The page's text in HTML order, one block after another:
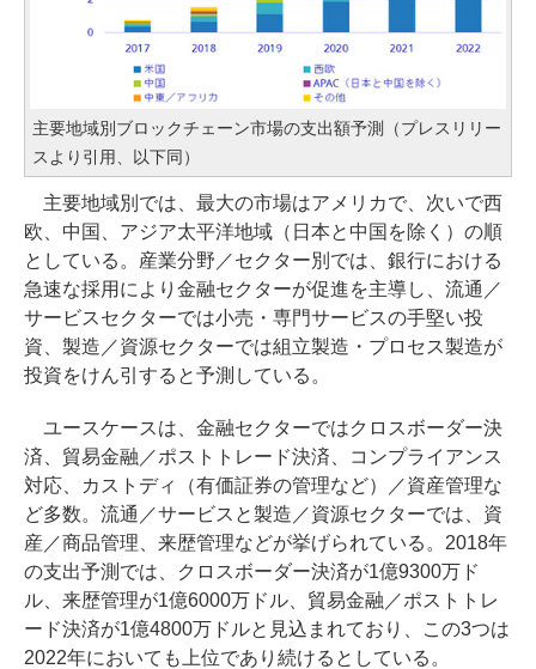
主要地域別ブロックチェーン市場の支出額予測（プレスリリー
スより引用、以下同）
主要地域別では、最大の市場はアメリカで、次いで西
欧、中国、アジア太平洋地域（日本と中国を除く）の順
としている。産業分野／セクター別では、銀行における
急速な採用により金融セクターが促進を主導し、流通／
サービスセクターでは小売・専門サービスの手堅い投
資、製造／資源セクターでは組立製造・プロセス製造が
投資をけん引すると予測している。
ユースケースは、金融セクターではクロスボーダー決
済、貿易金融／ポストトレード決済、コンプライアンス
対応、カストディ（有価証券の管理など）／資産管理な
ど多数。流通／サービスと製造／資源セクターでは、資
産／商品管理、来歴管理などが挙げられている。2018年
の支出予測では、クロスボーダー決済が1億9300万ド
ル、来歴管理が1億6000万ドル、貿易金融／ポストトレ
ード決済が1億4800万ドルと見込まれており、この3つは
2022年においても上位であり続けるとしている。